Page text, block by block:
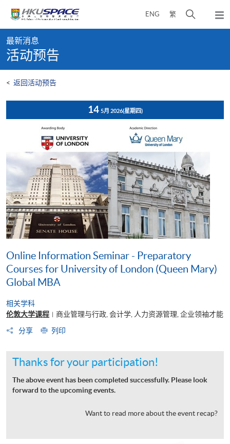
content
ENG 繁
开
弹
出
content
start
最新消息
活动预告
< 返回活动预告
14 5月 2026(星期四)
Online Information Seminar - Preparatory
Courses for University of London (Queen Mary)
Global MBA
相关学科
伦敦大学课程 | 商业管理与行政, 会计学, 人力资源管理, 企业领袖才能
分享
列印
Thanks for your participation!
The above event has been completed successfully. Please look
forward to the upcoming events.
Want to read more about the event recap?